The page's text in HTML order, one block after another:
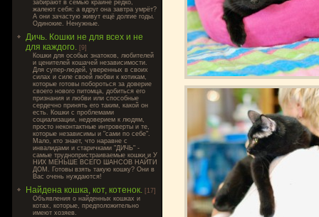
забирают в семью крайне редко,
жалеют себя: а вдруг она завтра умрёт?
А они зачастую живут ещё долгие годы.
Одинокие. Ненужные.
Дичь. Кошки не для всех и не
для каждого. [9]
Кошки для особых знатоков, любителей
и ценителей кошачей независимости.
Для супер-людей, уверенных в своих
силах и силе своей любви к котикам,
которые готовы побороться за доверие
своего нового питомца, добиться его
признания и любви или способные
сердечно принять его таким, какой он
есть. Кошки с проблемами
социализации, недоверием к людям,
просто неконтактные интроверты и те,
которые независимы и "сами по себе".
Мало, кто знает, что наравне с
инвалидами и старичками "ДИЧЬ" -
самые труднопристраиваемые кошки и У
НИХ МЕНЬШЕ ВСЕГО ШАНСОВ НАЙТИ
ДОМ. Готовы взять такую кошку? Они в
Вас очень нуждаются!
Найдена кошка, кот, котенок. [17]
Объявления о найденных кошках и
котах, которые, предположительно
имеют хозяев.